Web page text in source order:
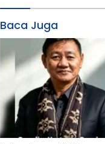
Baca Juga